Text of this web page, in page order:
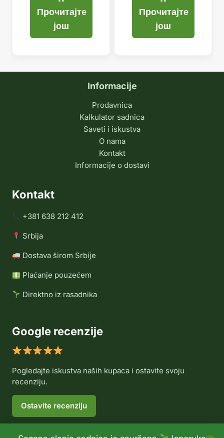
1.999,99 рсд.
1.499,99 рсд.
Прочитајте
још
Прочитајте
још
Informacije
Prodavnica
Kalkulator sadnica
Saveti i iskustva
O nama
Kontakt
Informacije o dostavi
Kontakt
+381 638 212 412
Srbija
Dostava širom Srbije
Plaćanje pouzećem
Direktno iz rasadnika
Google recenzije
Pogledajte iskustva naših kupaca i ostavite svoju
recenziju.
Ostavite recenziju